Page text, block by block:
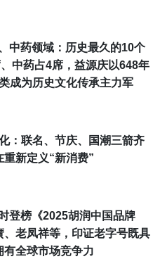
中药领域：历史最久的10个
中药占4席，益源庆以648年
成为历史文化传承主力军
：联名、节庆、国潮三箭齐
重新定义“新消费”
登榜 《2025胡润中国品牌
、老凤祥等，印证老字号既具
有全球市场竞争力